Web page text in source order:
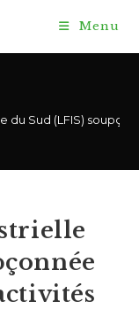
Menu
du Sud (LFIS)